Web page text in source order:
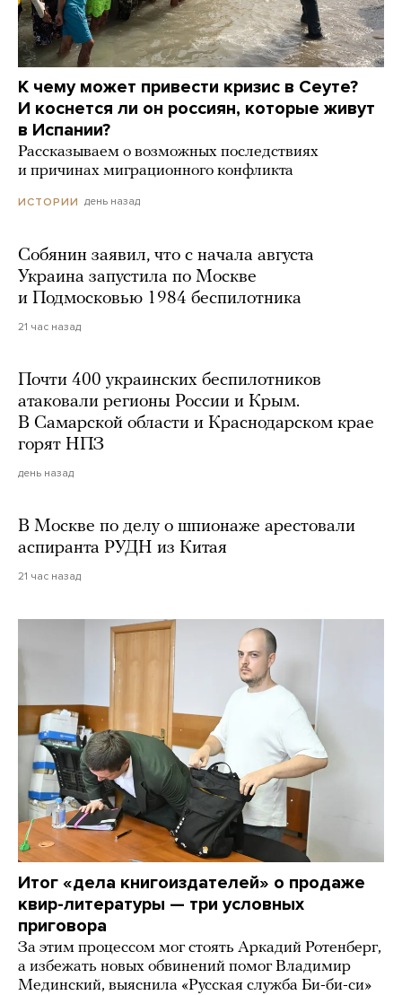
К чему может привести кризис в Сеуте?
И коснется ли он россиян, которые живут
в Испании?
Рассказываем о возможных последствиях
и причинах миграционного конфликта
ИСТОРИИ день назад
Собянин заявил, что с начала августа
Украина запустила по Москве
и Подмосковью 1984 беспилотника
21 час назад
Почти 400 украинских беспилотников
атаковали регионы России и Крым.
В Самарской области и Краснодарском крае
горят НПЗ
день назад
В Москве по делу о шпионаже арестовали
аспиранта РУДН из Китая
21 час назад
Итог «дела книгоиздателей» о продаже
квир-литературы — три условных
приговора
За этим процессом мог стоять Аркадий Ротенберг,
а избежать новых обвинений помог Владимир
Мединский, выяснила «Русская служба Би-би-си»